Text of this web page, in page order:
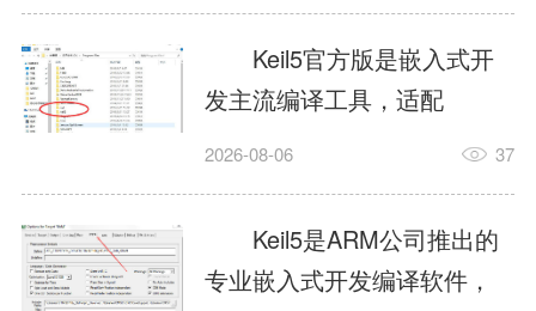
AgentSkill，就是给AI大脑装
上的一双机械手，它真的能
解决很多问题。1什么是
AgentSkillSkill指...
力，代码编译稳定，调试工
具成熟，大量开源项目基于
该平台开发。新项目需要单
独下载对应芯片支持包，新
手配置难度较高，正版商业
授权费用不菲，未授权版本
存在程序容量限制，适合硬
Keil5官方版是嵌入式开
发主流编译工具，适配
STM32、51单片机等多款芯
在线调试、代码仿真，兼容
众多厂商芯片安装包。软件
需要手动添加器件库，初次
2026-08-06 37
Keil5是ARM公司推出的
专业嵌入式开发编译软件，